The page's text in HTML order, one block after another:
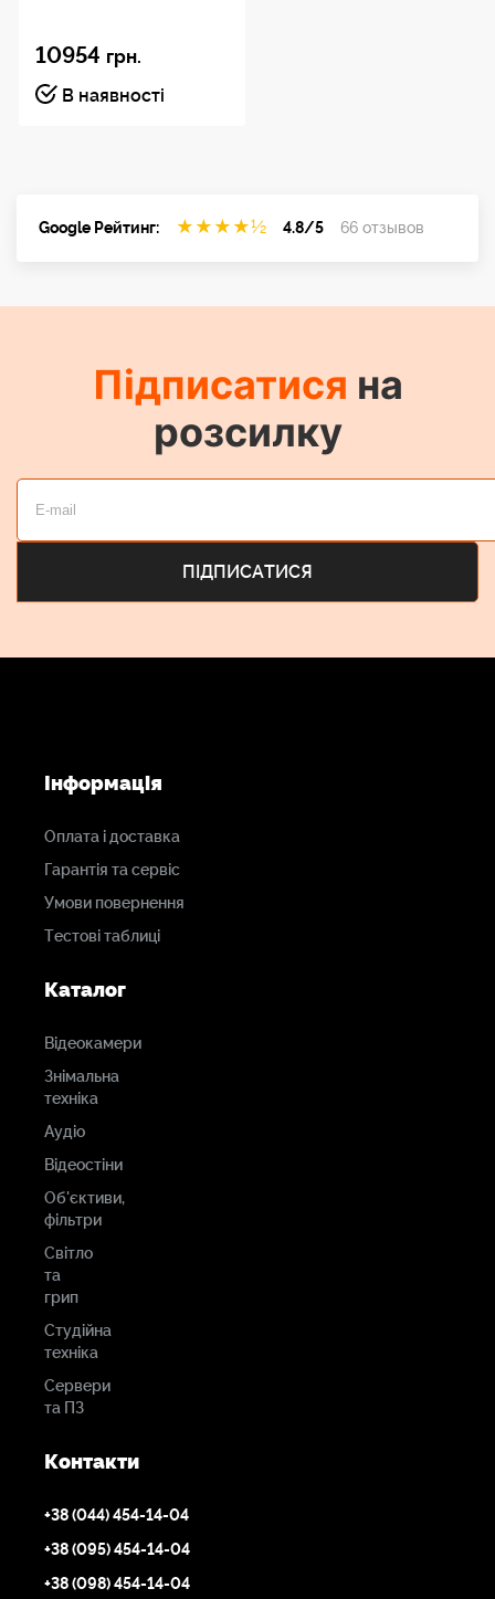
10954 грн.
В наявності
Google Рейтинг: ★ ★ ★ ★½ 4.8/5 66 отзывов
Підписатися на
розсилку
Інформація
Оплата і доставка
Гарантія та сервіс
Умови повернення
Тестові таблиці
Каталог
Відеокамери
Знімальна
техніка
Аудіо
Відеостіни
Об'єктиви,
фільтри
Світло
та
грип
Студійна
техніка
Сервери
та ПЗ
Контакти
+38 (044) 454-14-04
+38 (095) 454-14-04
+38 (098) 454-14-04